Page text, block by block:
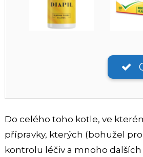
Do celého toho kotle, ve
přípravky, kterých (bohužel
kontrolu léčiv a mnoho